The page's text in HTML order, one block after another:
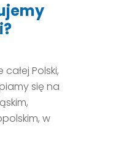
Polski,
się na
w